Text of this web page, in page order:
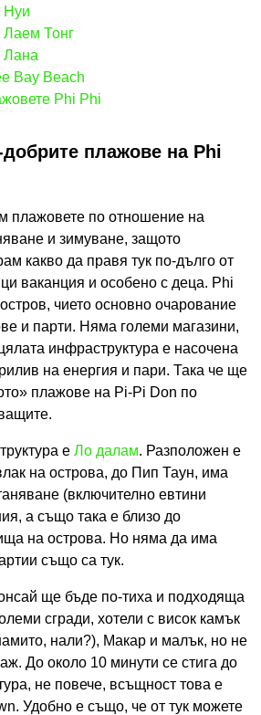
Нуи
Тонг
Лана
Bay Beach
Phi Phi
плажове на Phi
плажовете по отношение на
и зимуване, защото
какво да правя тук по-дълго от
ваканция и особено с деца. Phi
чието основно очарование
и парти. Няма големи магазини,
инфраструктура е насочена
на енергия и пари. Така че ще
плажове на Pi-Pi Don по
е Ло далам. Разположен е
на острова, до Пип Таун, има
(включително евтини
а също така е близо до
на острова. Но няма да има
също са тук.
ще бъде по-тиха и подходяща
сгради, хотели с висок камък
нали?), Макар и малък, но не
До около 10 минути се стига до
не повече, всъщност това е
Удобно е също, че от тук можете